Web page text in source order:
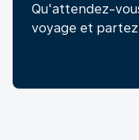
Qu'attendez-
voyage et